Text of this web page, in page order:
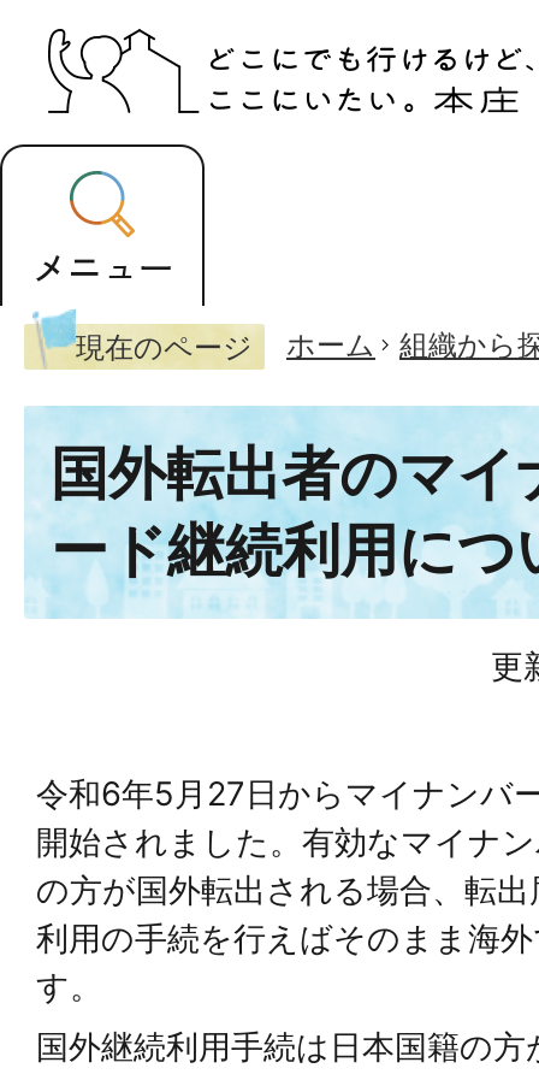
現在のページ ホーム 組織から
国外転出者のマ
ード継続利用につ
更
令和6年5月27日からマイナンバ
開始されました。有効なマイナ
の方が国外転出される場合、転
利用の手続を行えばそのまま海
す。
国外継続利用手続は日本国籍の